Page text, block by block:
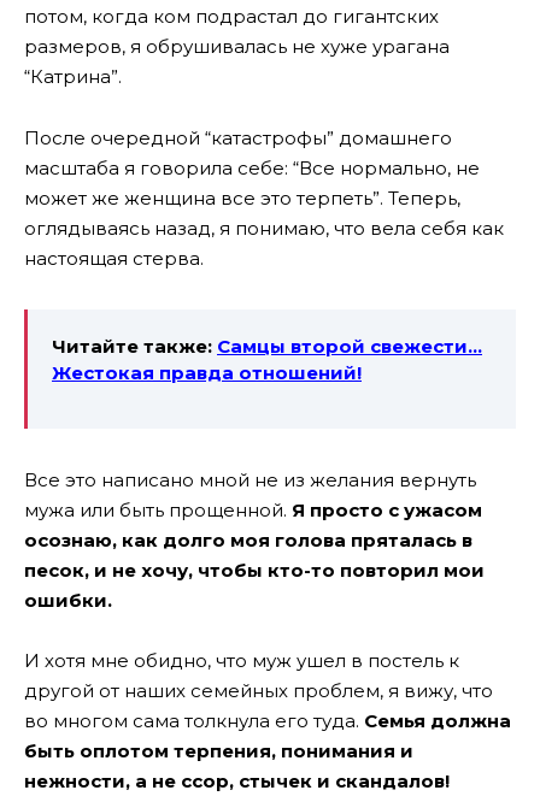
потом, когда ком подрастал до гигантских
размеров, я обрушивалась не хуже урагана
“Катрина”.
После очередной “катастрофы” домашнего
масштаба я говорила себе: “Все нормально, не
может же женщина все это терпеть”. Теперь,
оглядываясь назад, я понимаю, что вела себя как
настоящая стерва.
Читайте также: Самцы второй свежести…
Жестокая правда отношений!
Все это написано мной не из желания вернуть
мужа или быть прощенной. Я просто с ужасом
осознаю, как долго моя голова пряталась в
песок, и не хочу, чтобы кто-то повторил мои
ошибки.
И хотя мне обидно, что муж ушел в постель к
другой от наших семейных проблем, я вижу, что
во многом сама толкнула его туда. Семья должна
быть оплотом терпения, понимания и
нежности, а не ссор, стычек и скандалов!